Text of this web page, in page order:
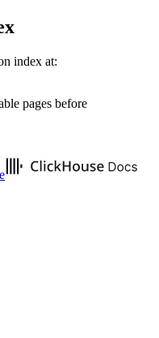
index at:
pages before